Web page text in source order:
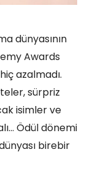
dünyasının
Awards
azalmadı.
sürpriz
isimler ve
Ödül dönemi
birebir